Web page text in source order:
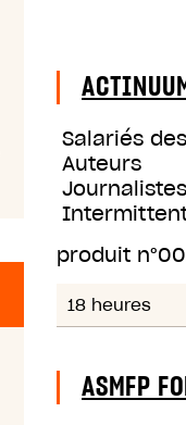
Salariés
Auteurs
produit n°
18 heures
ASMFP